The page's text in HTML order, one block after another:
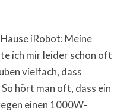
iRobot: Meine
ich mir leider schon oft
vielfach, dass
hört man oft, dass ein
einen 1000W-